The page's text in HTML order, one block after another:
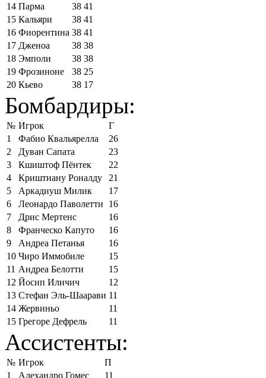
14 Парма 38 41
15 Кальяри 38 41
16 Фиорентина 38 41
17 Дженоа 38 38
18 Эмполи 38 38
19 Фрозиноне 38 25
20 Кьево 38 17
Бомбардиры:
№ Игрок
Г
1
Фабио Квальярелла
26
2
Дуван Сапата
23
3
Кшиштоф Пёнтек
22
4
Криштиану Роналду
21
5
Аркадиуш Милик
17
6
Леонардо Паволетти
16
7
Дрис Мертенс
16
8
Франческо Капуто
16
9
Андреа Петанья
16
10 Чиро Иммобиле
15
11 Андреа Белотти
15
12 Йосип Иличич
12
13 Стефан Эль-Шаарави 11
14 Жервиньо
11
15 Грегоре Дефрель 11
Ассистенты:
№ Игрок
П
1
Алехандро Гомес
11